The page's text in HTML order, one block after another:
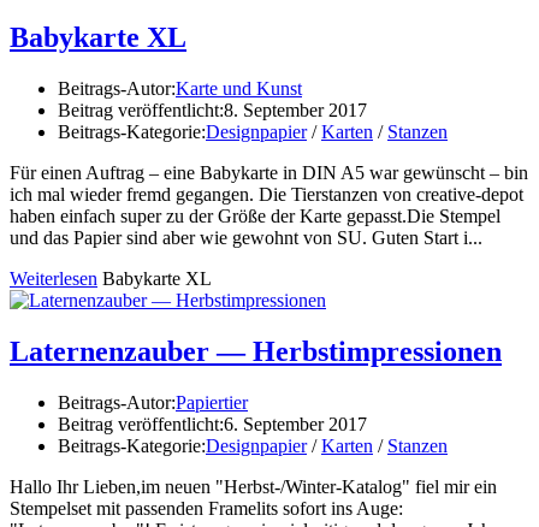
Babykarte XL
Beitrags-Autor:Karte und Kunst
Beitrag veröffentlicht:8. September 2017
Beitrags-Kategorie:Designpapier / Karten / Stanzen
Für einen Auftrag – eine Babykarte in DIN A5 war gewünscht – bin
ich mal wieder fremd gegangen. Die Tierstanzen von creative-depot
haben einfach super zu der Größe der Karte gepasst.Die Stempel
und das Papier sind aber wie gewohnt von SU. Guten Start i...
Weiterlesen Babykarte XL
Laternenzauber — Herbstimpressionen
Beitrags-Autor:Papiertier
Beitrag veröffentlicht:6. September 2017
Beitrags-Kategorie:Designpapier / Karten / Stanzen
Hallo Ihr Lieben,im neuen "Herbst-/Winter-Katalog" fiel mir ein
Stempelset mit passenden Framelits sofort ins Auge: